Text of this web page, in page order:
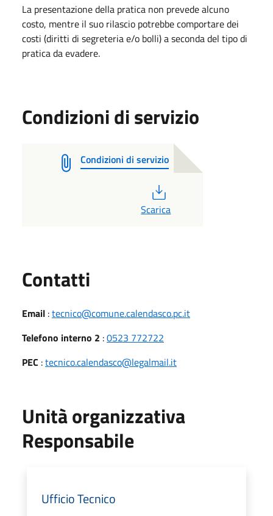
La presentazione della pratica non prevede alcuno
costo, mentre il suo rilascio potrebbe comportare dei
costi (diritti di segreteria e/o bolli) a seconda del tipo di
pratica da evadere.
Condizioni di servizio
Condizioni di servizio
Scarica
Contatti
Email :tecnico@comune.calendasco.pc.it
Telefono interno 2 :0523 772722
PEC :tecnico.calendasco@legalmail.it
Unità organizzativa
Responsabile
Ufficio Tecnico